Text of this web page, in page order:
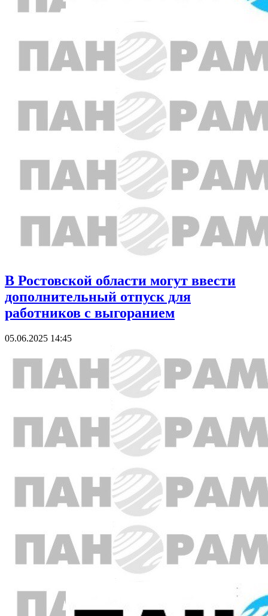
В Ростовской области могут ввести
дополнительный отпуск для
работников с выгоранием
05.06.2025 14:45